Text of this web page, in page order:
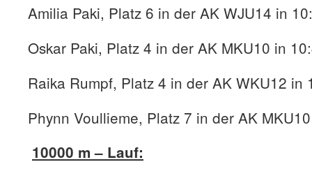
Amilia Paki, Platz 6 in der AK WJU14 in
Oskar Paki, Platz 4 in der AK MKU10 in
Raika Rumpf, Platz 4 in der AK WKU12 in
Phynn Voullieme, Platz 7 in der AK
10000 m – Lauf: